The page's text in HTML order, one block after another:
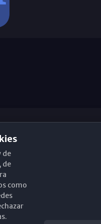
29015 Málaga
de
de
como